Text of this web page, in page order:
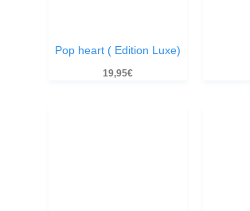
Pop heart ( Edition Luxe)
19,95€